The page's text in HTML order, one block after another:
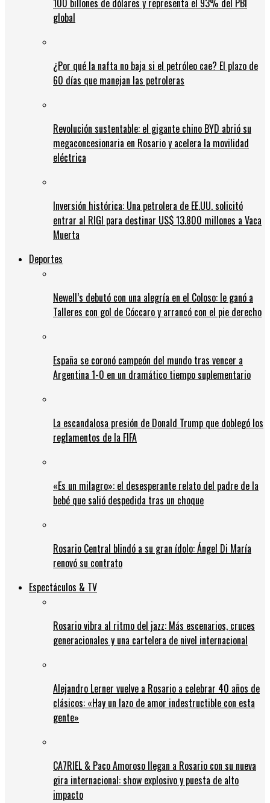
100 billones de dólares y representa el 93% del PBI
global
¿Por qué la nafta no baja si el petróleo cae? El plazo de
60 días que manejan las petroleras
Revolución sustentable: el gigante chino BYD abrió su
megaconcesionaria en Rosario y acelera la movilidad
eléctrica
Inversión histórica: Una petrolera de EE.UU. solicitó
entrar al RIGI para destinar US$ 13.800 millones a Vaca
Muerta
Deportes
Newell’s debutó con una alegría en el Coloso: le ganó a
Talleres con gol de Cóccaro y arrancó con el pie derecho
España se coronó campeón del mundo tras vencer a
Argentina 1-0 en un dramático tiempo suplementario
La escandalosa presión de Donald Trump que doblegó los
reglamentos de la FIFA
«Es un milagro»: el desesperante relato del padre de la
bebé que salió despedida tras un choque
Rosario Central blindó a su gran ídolo: Ángel Di María
renovó su contrato
Espectáculos & TV
Rosario vibra al ritmo del jazz: Más escenarios, cruces
generacionales y una cartelera de nivel internacional
Alejandro Lerner vuelve a Rosario a celebrar 40 años de
clásicos: «Hay un lazo de amor indestructible con esta
gente»
CA7RIEL & Paco Amoroso llegan a Rosario con su nueva
gira internacional: show explosivo y puesta de alto
impacto